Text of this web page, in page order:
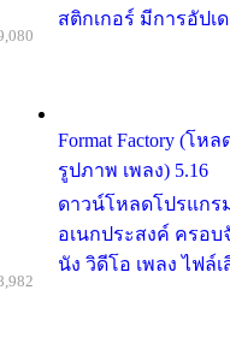
สติกเกอร์ มีการอัปเ
Format Factory (โห
รูปภาพ เพลง) 5.16
ดาวน์โหลดโปรแกร
อเนกประสงค์ ครอ
นัง วิดีโอ เพลง ไฟล์